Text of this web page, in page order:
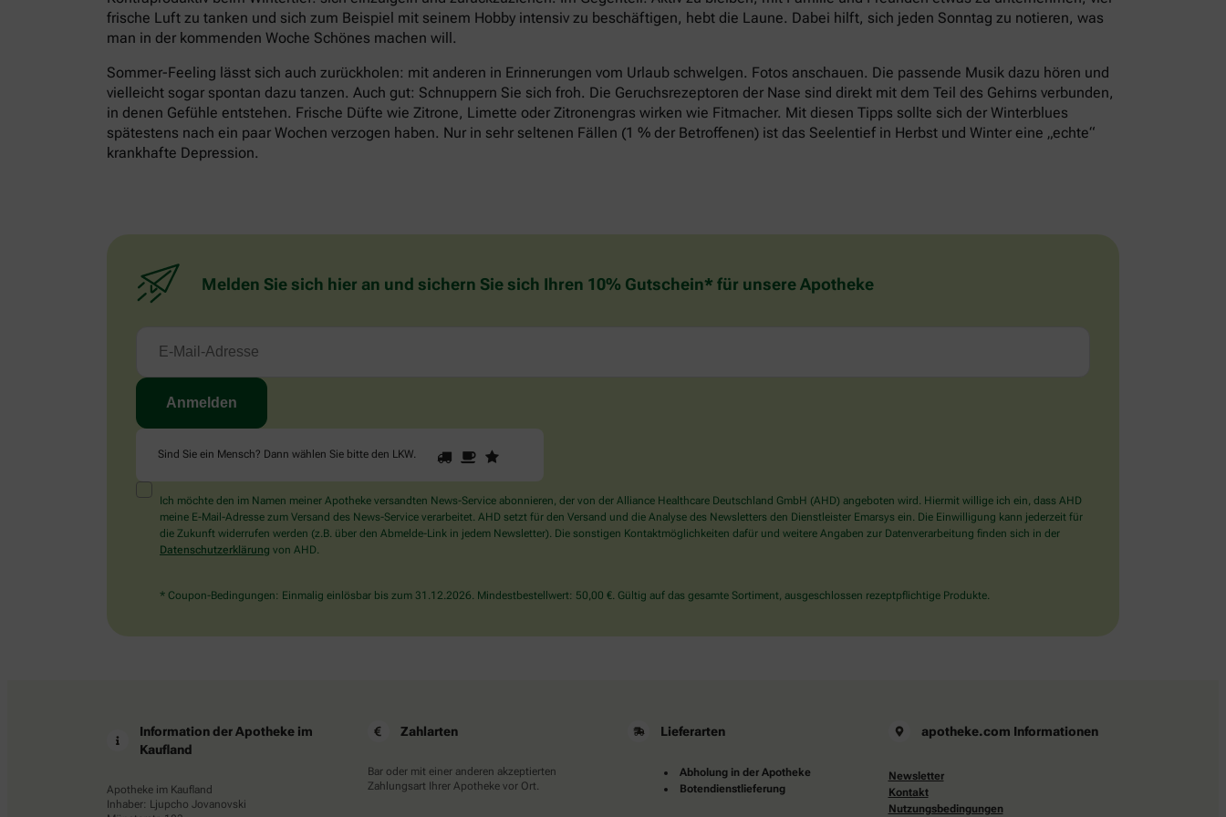
frische Luft zu tanken und sich zum Beispiel mit seinem Hobby intensiv zu beschäftigen, hebt die Laune. Dabei hilft, sich jeden Sonntag zu notieren, was
man in der kommenden Woche Schönes machen will.
Sommer-Feeling lässt sich auch zurückholen: mit anderen in Erinnerungen vom Urlaub schwelgen. Fotos anschauen. Die passende Musik dazu hören und
vielleicht sogar spontan dazu tanzen. Auch gut: Schnuppern Sie sich froh. Die Geruchsrezeptoren der Nase sind direkt mit dem Teil des Gehirns verbunden,
in denen Gefühle entstehen. Frische Düfte wie Zitrone, Limette oder Zitronengras wirken wie Fitmacher. Mit diesen Tipps sollte sich der Winterblues
spätestens nach ein paar Wochen verzogen haben. Nur in sehr seltenen Fällen (1 % der Betroffenen) ist das Seelentief in Herbst und Winter eine „echte“
krankhafte Depression.
Melden Sie sich hier an und sichern Sie sich Ihren 10% Gutschein* für unsere Apotheke
Sind Sie ein Mensch? Dann wählen Sie bitte den LKW.
Sie
Mensch?
Dann
wählen
LKW.
1 2
Ich möchte den im Namen meiner Apotheke versandten News-Service abonnieren, der von der Alliance Healthcare Deutschland GmbH (AHD) angeboten wird. Hiermit willige ich ein, dass AHD
meine E-Mail-Adresse zum Versand des News-Service verarbeitet. AHD setzt für den Versand und die Analyse des Newsletters den Dienstleister Emarsys ein. Die Einwilligung kann jederzeit für
die Zukunft widerrufen werden (z.B. über den Abmelde-Link in jedem Newsletter). Die sonstigen Kontaktmöglichkeiten dafür und weitere Angaben zur Datenverarbeitung finden sich in der
Datenschutzerklärung von AHD.
* Coupon-Bedingungen: Einmalig einlösbar bis zum 31.12.2026. Mindestbestellwert: 50,00 €. Gültig auf das gesamte Sortiment, ausgeschlossen rezeptpflichtige Produkte.
Information der Apotheke im
Kaufland
Apotheke im Kaufland
Inhaber: Ljupcho Jovanovski
Zahlarten
Bar oder mit einer anderen akzeptierten
Zahlungsart Ihrer Apotheke vor Ort.
Lieferarten
Abholung in der Apotheke
Botendienstlieferung
apotheke.com Informationen
Newsletter
Kontakt
Nutzungsbedingungen